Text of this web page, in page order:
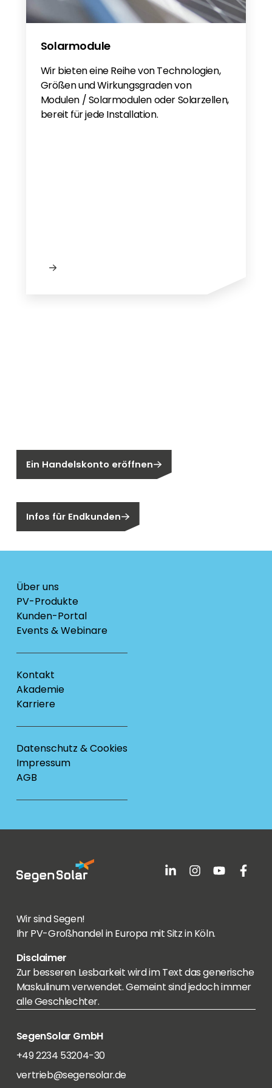
Fox ESS H3 and AC3 Series
Why Fox?
Fox ESS Inverter V2.3
EN IEC 61000-6 H3 5-12 kW
Solarmodule
Wir bieten eine Reihe von Technologien,
Größen und Wirkungsgraden von
Modulen / Solarmodulen oder Solarzellen,
bereit für jede Installation.
Ein Handelskonto eröffnen
Infos für Endkunden
Über uns
PV-Produkte
Kunden-Portal
Events & Webinare
Kontakt
Akademie
Karriere
Datenschutz & Cookies
Impressum
AGB
Wir sind Segen!
Ihr PV-Großhandel in Europa mit Sitz in Köln.
Disclaimer
Zur besseren Lesbarkeit wird im Text das generische
Maskulinum verwendet. Gemeint sind jedoch immer
alle Geschlechter.
SegenSolar GmbH
+49 2234 53204-30
vertrieb@segensolar.de